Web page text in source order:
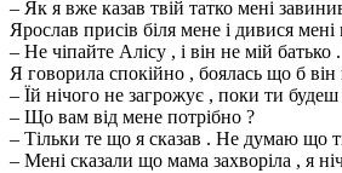
– Як я вже казав твій татко мені
Ярослав присів біля мене і дивися
– Не чіпайте Алісу , і він не мій батько .
Я говорила спокійно , боялась що б
– Їй нічого не загрожує , поки ти
– Що вам від мене потрібно ?
– Тільки те що я сказав . Не думаю що
– Мені сказали що мама захворіла , я